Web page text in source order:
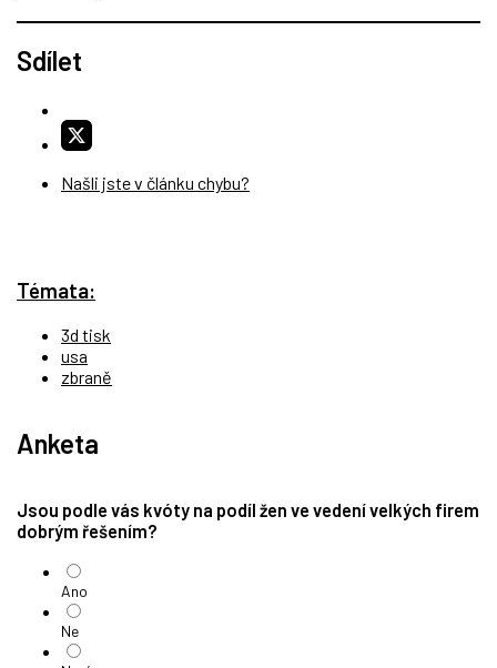
Sdílet
Našli jste v článku chybu?
Témata:
3d tisk
usa
zbraně
Anketa
Jsou podle vás kvóty na podíl žen ve vedení velkých firem
dobrým řešením?
Ano
Ne